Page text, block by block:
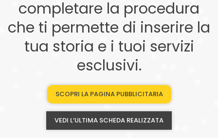
completare la procedura
che ti permette di inserire la
tua storia e i tuoi servizi
esclusivi.
SCOPRI LA PAGINA PUBBLICITARIA
VEDI L’ULTIMA SCHEDA REALIZZATA